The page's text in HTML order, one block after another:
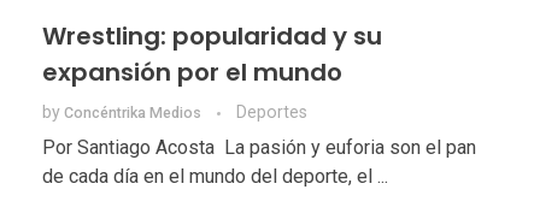
Wrestling: popularidad y su
expansión por el mundo
by Concéntrika Medios Deportes
Por Santiago Acosta La pasión y euforia son el pan
de cada día en el mundo del deporte, el ...